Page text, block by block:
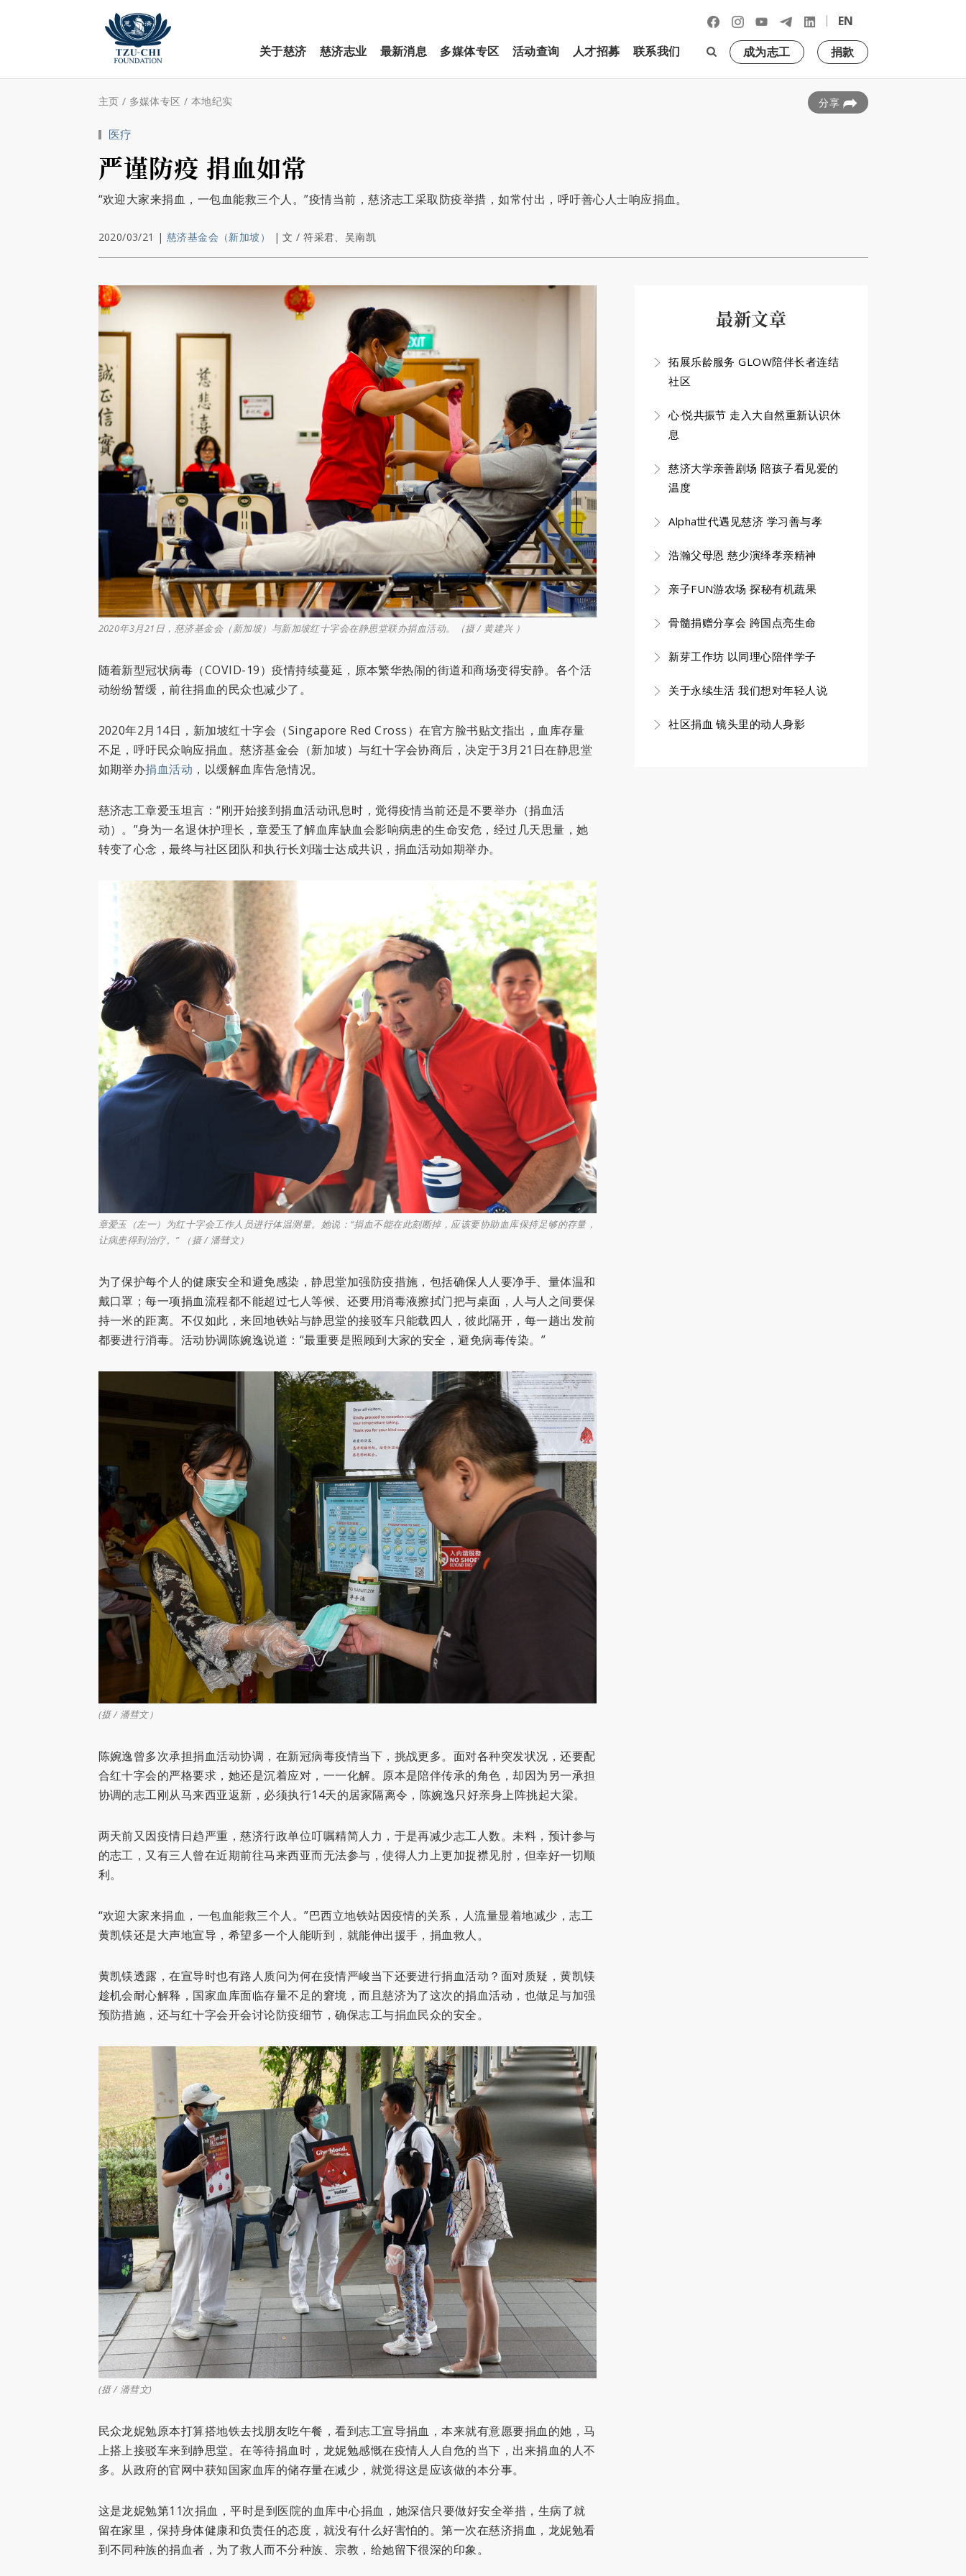
|
EN
关于慈济
慈济志业 最新消息 多媒体专区 活动查询 人才招募 联系我们 成为志工 捐款
主页 / 多媒体专区 / 本地纪实 分享
医疗
严谨防疫 捐血如常
“欢迎大家来捐血，一包血能救三个人。”疫情当前，慈济志工采取防疫举措，如常付出，呼吁善心人士响应捐血。
2020/03/21 | 慈济基金会（新加坡） |文 / 符采君、吴南凯
2020年3月21日，慈济基金会（新加坡）与新加坡红十字会在静思堂联办捐血活动。（摄 / 黄建兴 ）
随着新型冠状病毒（COVID-19）疫情持续蔓延，原本繁华热闹的街道和商场变得安静。各个活
动纷纷暂缓，前往捐血的民众也减少了。
2020年2月14日，新加坡红十字会（Singapore Red Cross）在官方脸书贴文指出，血库存量
不足，呼吁民众响应捐血。慈济基金会（新加坡）与红十字会协商后，决定于3月21日在静思堂
如期举办捐血活动 ，以缓解血库告急情况。
慈济志工章爱玉坦言：“刚开始接到捐血活动讯息时，觉得疫情当前还是不要举办（捐血活
动）。”身为一名退休护理长，章爱玉了解血库缺血会影响病患的生命安危，经过几天思量，她
转变了心念，最终与社区团队和执行长刘瑞士达成共识，捐血活动如期举办。
章爱玉（左一）为红十字会工作人员进行体温测量。她说：“捐血不能在此刻断掉，应该要协助血库保持足够的存量，
让病患得到治疗。” （摄 / 潘彗文）
为了保护每个人的健康安全和避免感染，静思堂加强防疫措施，包括确保人人要净手、量体温和
戴口罩；每一项捐血流程都不能超过七人等候、还要用消毒液擦拭门把与桌面，人与人之间要保
持一米的距离。不仅如此，来回地铁站与静思堂的接驳车只能载四人，彼此隔开，每一趟出发前
都要进行消毒。活动协调陈婉逸说道：“最重要是照顾到大家的安全，避免病毒传染。”
(摄 / 潘彗文）
陈婉逸曾多次承担捐血活动协调，在新冠病毒疫情当下，挑战更多。面对各种突发状况，还要配
合红十字会的严格要求，她还是沉着应对，一一化解。原本是陪伴传承的角色，却因为另一承担
协调的志工刚从马来西亚返新，必须执行14天的居家隔离令，陈婉逸只好亲身上阵挑起大梁。
两天前又因疫情日趋严重，慈济行政单位叮嘱精简人力，于是再减少志工人数。未料，预计参与
的志工，又有三人曾在近期前往马来西亚而无法参与，使得人力上更加捉襟见肘，但幸好一切顺
利。
“欢迎大家来捐血，一包血能救三个人。”巴西立地铁站因疫情的关系，人流量显着地减少，志工
黄凯镁还是大声地宣导，希望多一个人能听到，就能伸出援手，捐血救人。
黄凯镁透露，在宣导时也有路人质问为何在疫情严峻当下还要进行捐血活动？面对质疑，黄凯镁
趁机会耐心解释，国家血库面临存量不足的窘境，而且慈济为了这次的捐血活动，也做足与加强
预防措施，还与红十字会开会讨论防疫细节，确保志工与捐血民众的安全。
(摄 / 潘彗文)
民众龙妮勉原本打算搭地铁去找朋友吃午餐，看到志工宣导捐血，本来就有意愿要捐血的她，马
上搭上接驳车来到静思堂。在等待捐血时，龙妮勉感慨在疫情人人自危的当下，出来捐血的人不
多。从政府的官网中获知国家血库的储存量在减少，就觉得这是应该做的本分事。
这是龙妮勉第11次捐血，平时是到医院的血库中心捐血，她深信只要做好安全举措，生病了就
留在家里，保持身体健康和负责任的态度，就没有什么好害怕的。第一次在慈济捐血，龙妮勉看
到不同种族的捐血者，为了救人而不分种族、宗教，给她留下很深的印象。
最新文章
拓展乐龄服务 GLOW陪伴长者连结
社区
心·悦共振节 走入大自然重新认识休
息
慈济大学亲善剧场 陪孩子看见爱的
温度
Alpha世代遇见慈济 学习善与孝
浩瀚父母恩 慈少演绎孝亲精神
亲子FUN游农场 探秘有机蔬果
骨髓捐赠分享会 跨国点亮生命
新芽工作坊 以同理心陪伴学子
关于永续生活 我们想对年轻人说
社区捐血 镜头里的动人身影